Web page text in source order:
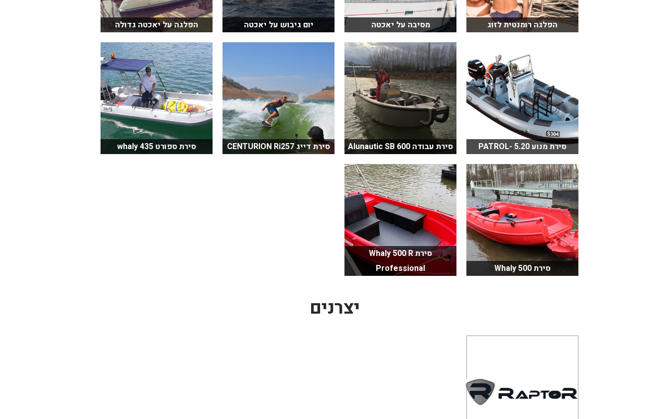
הפלגה רומנטית לזוג מסיבה על יאכטה יום גיבוש על יאכטה הפלגה על יאכטה גדולה
סירת מנוע 5.20 -PATROL סירת עבודה Alunautic SB 600 סירת דייג CENTURION Ri257 סירת ספורט whaly 435
סירת Whaly 500
סירת Whaly 500 R
Professional
יצרנים